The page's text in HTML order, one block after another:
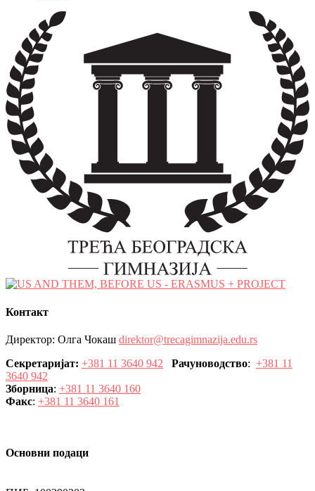
Контакт
Директор: Олга Чокаш direktor@trecagimnazija.edu.rs
Секретаријат: +381 11 3640 942 Рачуноводство: +381 11
3640 942
Зборница: +381 11 3640 160
Факс: +381 11 3640 161
Основни подаци